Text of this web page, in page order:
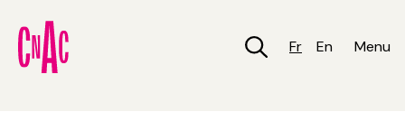
contenu
principal
Fr En Menu